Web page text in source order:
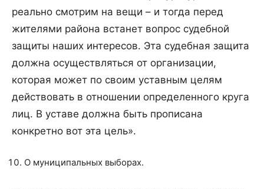
реально смотрим на вещи – и тогда перед
жителями района встанет вопрос судебной
защиты наших интересов. Эта судебная защита
должна осуществляться от организации,
которая может по своим уставным целям
действовать в отношении определенного круга
лиц. В уставе должна быть прописана
конкретно вот эта цель».
О муниципальных выборах.